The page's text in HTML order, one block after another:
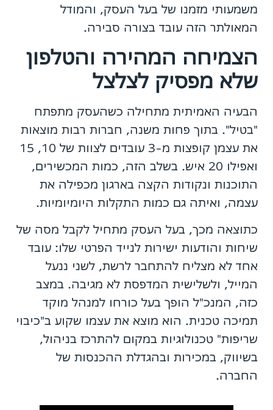
משמעותי מזמנו של בעל העסק, והמודל
המאולתר הזה עובד בצורה סבירה.
הצמיחה המהירה והטלפון
שלא מפסיק לצלצל
הבעיה האמיתית מתחילה כשהעסק מתפתח
"בטיל". בתוך פחות משנה, חברות רבות מוצאות
את עצמן קופצות מ-3 עובדים לצוות של 10, 15
ואפילו 20 איש. בשלב הזה, כמות המכשירים,
התוכנות ונקודות הקצה בארגון מכפילה את
עצמה, ואיתה גם כמות התקלות היומיומיות.
כתוצאה מכך, בעל העסק מתחיל לקבל מסה של
שיחות והודעות ישירות לנייד הפרטי שלו: עובד
אחד לא מצליח להתחבר לרשת, לשני ננעל
המייל, ולשלישית המדפסת לא מגיבה. במצב
כזה, המנכ"ל הופך בעל כורחו למנהל מוקד
תמיכה טכנית. הוא מוצא את עצמו שקוע ב"כיבוי
שריפות" טכנולוגיות במקום להתרכז בניהול,
בשיווק, במכירות ובהגדלת ההכנסות של
החברה.